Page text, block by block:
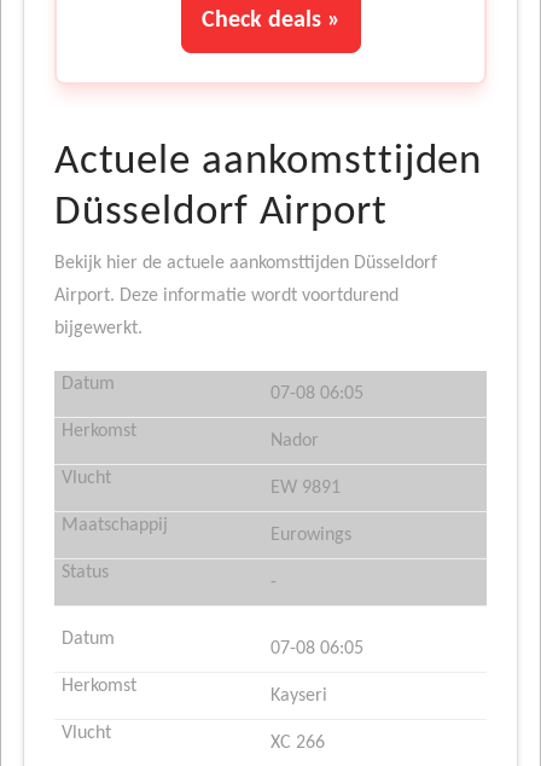
Check deals »
Actuele aankomsttijden
Düsseldorf Airport
Bekijk hier de actuele aankomsttijden Düsseldorf
Airport. Deze informatie wordt voortdurend
bijgewerkt.
07-08 06:05
Nador
EW 9891
Eurowings
-
07-08 06:05
Kayseri
XC 266